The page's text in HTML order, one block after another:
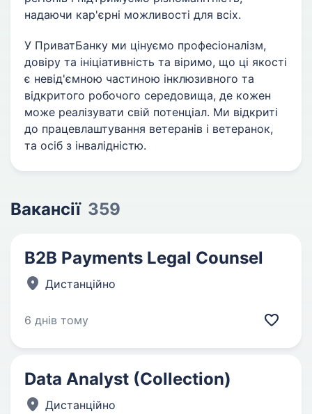
надаючи кар'єрні можливості для всіх.
У ПриватБанку ми цінуємо професіоналізм,
довіру та ініціативність та віримо, що ці якості
є невід'ємною частиною інклюзивного та
відкритого робочого середовища, де кожен
може реалізувати свій потенціал. Ми відкриті
до працевлаштування ветеранів і ветеранок,
та осіб з інвалідністю.
Вакансії 359
B2B Payments Legal Counsel
Дистанційно
6 днів тому
Data Analyst (Collection)
Дистанційно